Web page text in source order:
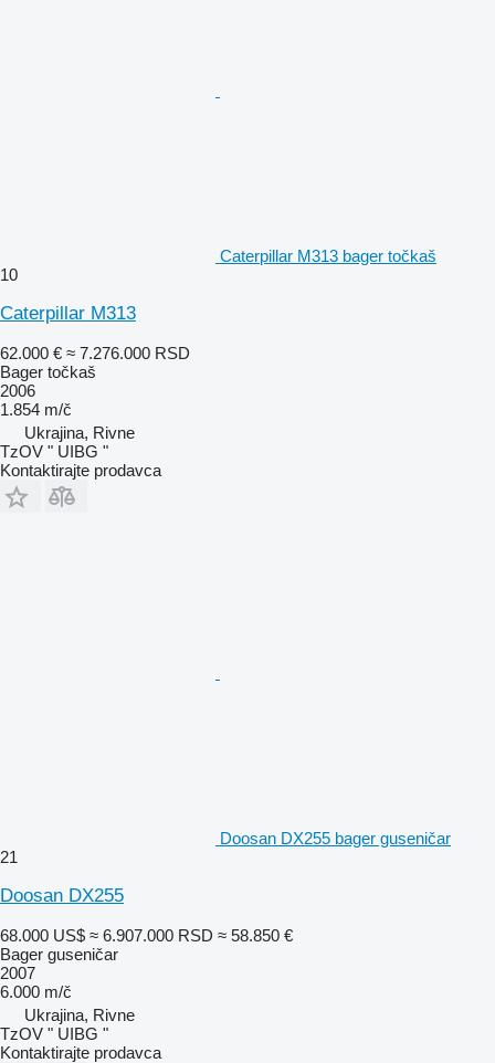
Caterpillar M313 bager točkaš
10
Caterpillar M313
62.000 € ≈ 7.276.000 RSD
Bager točkaš
2006
1.854 m/č
Ukrajina, Rivne
TzOV " UIBG "
Kontaktirajte prodavca
Doosan DX255 bager guseničar
21
Doosan DX255
68.000 US$ ≈ 6.907.000 RSD ≈ 58.850 €
Bager guseničar
2007
6.000 m/č
Ukrajina, Rivne
TzOV " UIBG "
Kontaktirajte prodavca